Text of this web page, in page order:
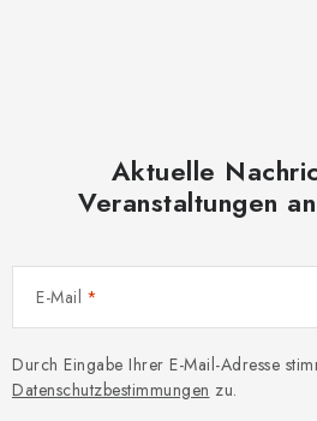
Aktuelle
Veranstaltungen
E-Mail
Durch Eingabe Ihrer E-Mail-Adresse
Datenschutzbestimmungen zu.